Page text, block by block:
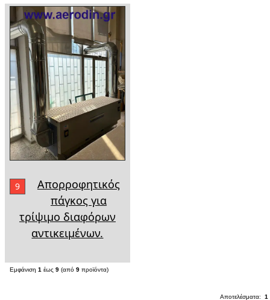
9
Απορροφητικός
πάγκος για
τρίψιμο διαφόρων
αντικειμένων.
Εμφάνιση 1 έως 9 (από 9 προϊόντα)
Αποτελέσματα: 1